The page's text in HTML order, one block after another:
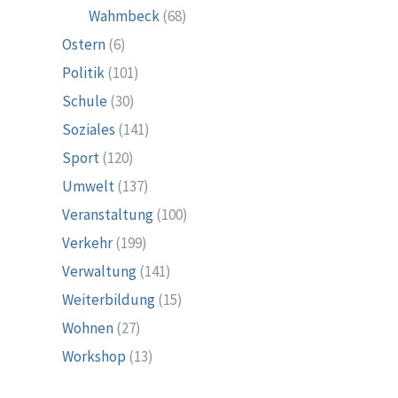
Wahmbeck(68)
Ostern(6)
Politik(101)
Schule (30)
Soziales (141)
Sport(120)
Umwelt(137)
Veranstaltung(100)
Verkehr(199)
Verwaltung(141)
Weiterbildung(15)
Wohnen(27)
Workshop (13)